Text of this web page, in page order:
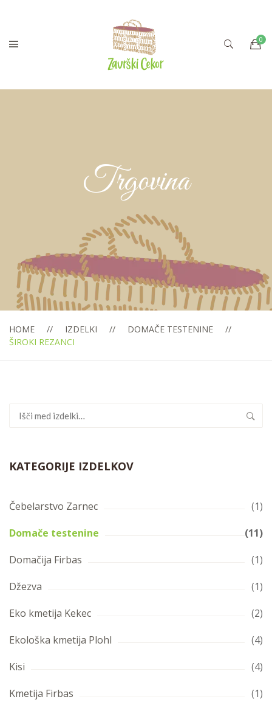
Trgovina
HOME IZDELKI
DOMAČE TESTENINE
ŠIROKI REZANCI
Išči:
KATEGORIJE IZDELKOV
Čebelarstvo Zarnec
(1)
Domače testenine
(11)
Domačija Firbas
(1)
Džezva
(1)
Eko kmetija Kekec
(2)
Ekološka kmetija Plohl
(4)
Kisi
(4)
Kmetija Firbas
(1)